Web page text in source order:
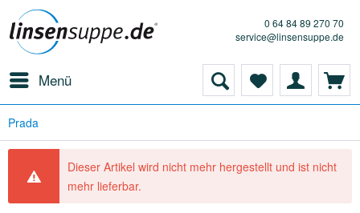
0 64 84 89 270 70
service@linsensuppe.de
Menü
Prada
Dieser Artikel wird nicht mehr hergestellt und ist nicht
mehr lieferbar.